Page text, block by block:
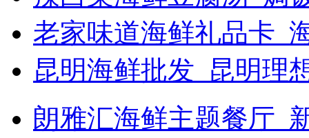
老家味道海鲜礼品卡_
昆明海鲜批发_昆明理
朗雅汇海鲜主题餐厅_